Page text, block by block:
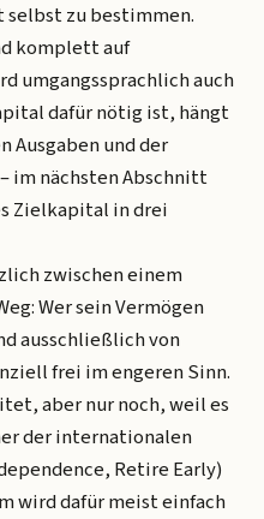
zu bestimmen.
komplett auf
umgangssprachlich auch
dafür nötig ist, hängt
Ausgaben und der
im nächsten Abschnitt
Zielkapital in drei
zwischen einem
Wer sein Vermögen
ausschließlich von
frei im engeren Sinn.
aber nur noch, weil es
der internationalen
Retire Early)
wird dafür meist einfach